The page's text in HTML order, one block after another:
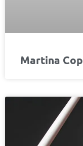
Martina